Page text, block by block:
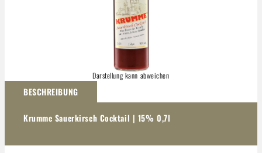
Darstellung kann abweichen
BESCHREIBUNG
Krumme Sauerkirsch Cocktail | 15% 0,7l